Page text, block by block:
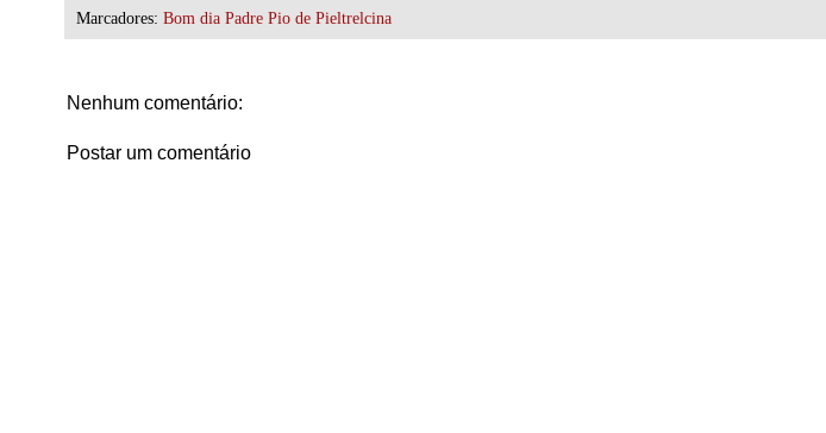
Marcadores: Bom dia Padre Pio de Pieltrelcina
Nenhum comentário:
Postar um comentário